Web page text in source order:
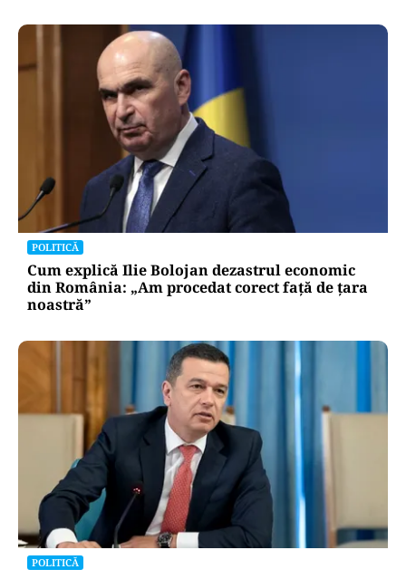
POLITICĂ
Cum explică Ilie Bolojan dezastrul economic
din România: „Am procedat corect față de țara
noastră”
POLITICĂ